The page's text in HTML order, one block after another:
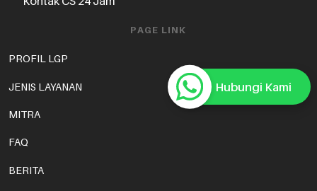
Hubungi Kami
PAGE LINK
PROFIL LGP
JENIS LAYANAN
MITRA
FAQ
BERITA